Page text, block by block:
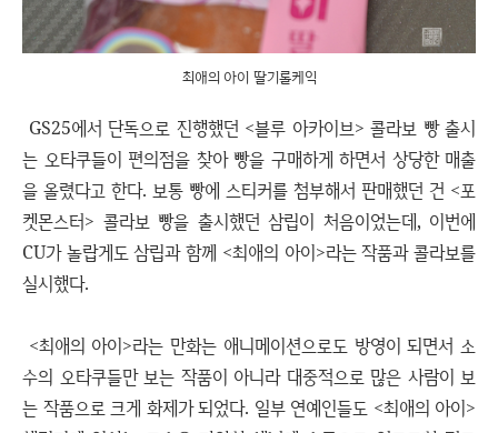
최애의 아이 딸기롤케익
GS25에서 단독으로 진행했던 <블루 아카이브> 콜라보 빵 출시
는 오타쿠들이 편의점을 찾아 빵을 구매하게 하면서 상당한 매출
을 올렸다고 한다. 보통 빵에 스티커를 첨부해서 판매했던 건 <포
켓몬스터> 콜라보 빵을 출시했던 삼립이 처음이었는데, 이번에
CU가 놀랍게도 삼립과 함께 <최애의 아이>라는 작품과 콜라보를
실시했다.
<최애의 아이>라는 만화는 애니메이션으로도 방영이 되면서 소
수의 오타쿠들만 보는 작품이 아니라 대중적으로 많은 사람이 보
는 작품으로 크게 화제가 되었다. 일부 연예인들도 <최애의 아이>